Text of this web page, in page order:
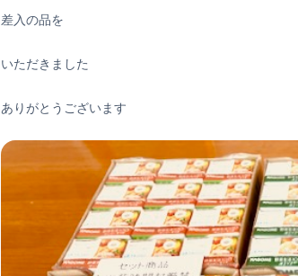
差入の品を
いただきました
ありがとうございます